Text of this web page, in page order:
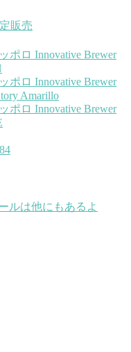
販売
ポロ Innovative Brewer
ポロ Innovative Brewer
Amarillo
ポロ Innovative Brewer
ルは他にもあるよ